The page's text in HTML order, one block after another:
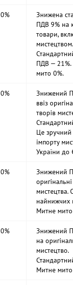
0%
Знижена
ПДВ 9% на
товари,
мистецтвом.
ПДВ —
мито 0%.
0%
Знижений
ввіз
творів
Це
імпорту
України до
0%
Знижений
мистецтва.
найнижчих
Митне
0%
Знижений
на
мистецтво.
Митне